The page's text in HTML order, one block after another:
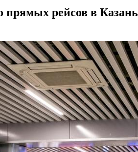
рейсов в Казань